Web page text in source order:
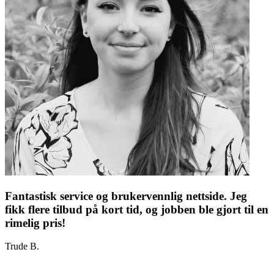
Fantastisk service og brukervennlig nettside. Jeg
fikk flere tilbud på kort tid, og jobben ble gjort til en
rimelig pris!
Trude B.